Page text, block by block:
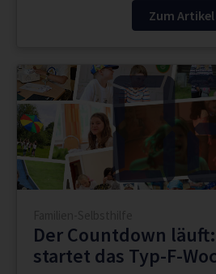
Zum Artikel
Der Countdown
startet das Typ-F-